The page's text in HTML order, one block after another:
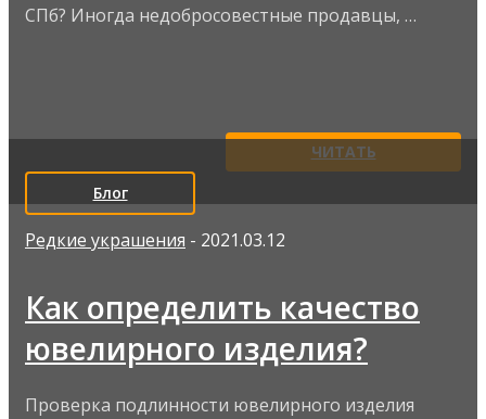
СПб? Иногда недобросовестные продавцы, …
ЧИТАТЬ
Блог
Редкие украшения - 2021.03.12
Как определить качество
ювелирного изделия?
Проверка подлинности ювелирного изделия